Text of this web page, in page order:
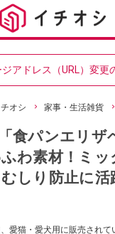
アドレス（URL）変更
オシ 家事・生活雑貨
食パンエリザ
わ素材！ミッ
しり防止に活
、愛猫・愛犬用に販売され